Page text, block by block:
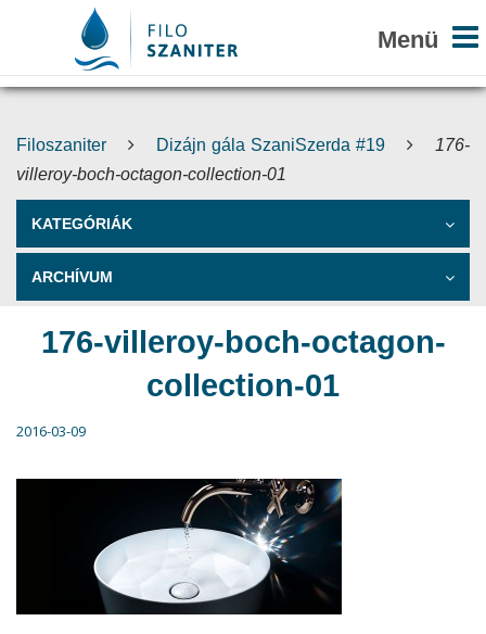
Filoszaniter Dizájn gála SzaniSzerda #19
176-
villeroy-boch-octagon-collection-01
KATEGÓRIÁK
ARCHÍVUM
176-villeroy-boch-octagon-
collection-01
2016-03-09